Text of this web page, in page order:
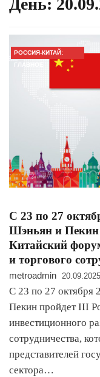
День:
РОССИЯ-КИТАЙ:
ГЛАВНОЕ
С 23 по 27
Шэньян и Пекин
Китайский
и торгового
metroadmin
С 23 по 27 октября
Пекин пройдет III
инвестиционного
сотрудничества,
представителей
сектора…